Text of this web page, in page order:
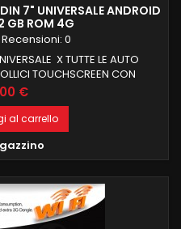
7" UNIVERSALE ANDROID
GB ROM 4G
Recensioni: 0
X TUTTE LE AUTO
TOUCHSCREEN CON
E 32 GB DI ROM INTERNA,
+ANDROID AUTO INTEGRATI
€
al carrello